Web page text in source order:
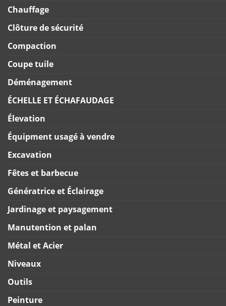
Chauffage
Clôture de sécurité
Compaction
Coupe tuile
Déménagement
ÉCHELLE ET ÉCHAFAUDAGE
Élevation
Équipment usagé à vendre
Excavation
Fêtes et barbecue
Génératrice et Éclairage
Jardinage et paysagement
Manutention et palan
Métal et Acier
Niveaux
Outils
Peinture